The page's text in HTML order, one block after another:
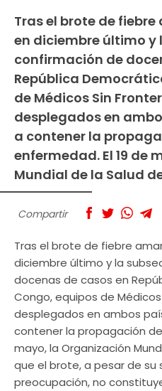
Tras el brote de
en diciembre último y
confirmación de
República
de Médicos Sin
desplegados en
a contener la
enfermedad. El 19 de
Mundial de la Salud
Compartir
Tras el brote de fiebre
diciembre último y la
docenas de casos en
Congo, equipos de
desplegados en ambos
contener la propagación
mayo, la Organización
que el brote, a pesar de su
preocupación, no